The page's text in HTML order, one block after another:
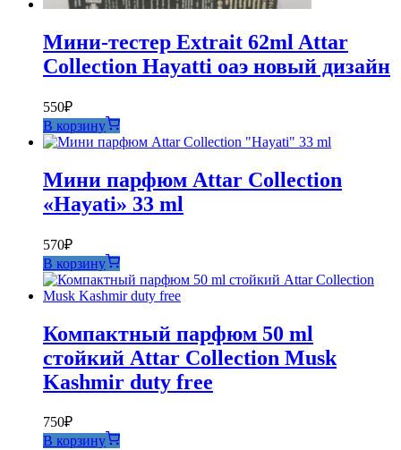
Мини-тестер Extrait 62ml Attar
Collection Hayatti оаэ новый дизайн
550₽
В корзину
Мини парфюм Attar Collection
«Hayati» 33 ml
570₽
В корзину
Компактный парфюм 50 ml
стойкий Attar Collection Musk
Kashmir duty free
750₽
В корзину